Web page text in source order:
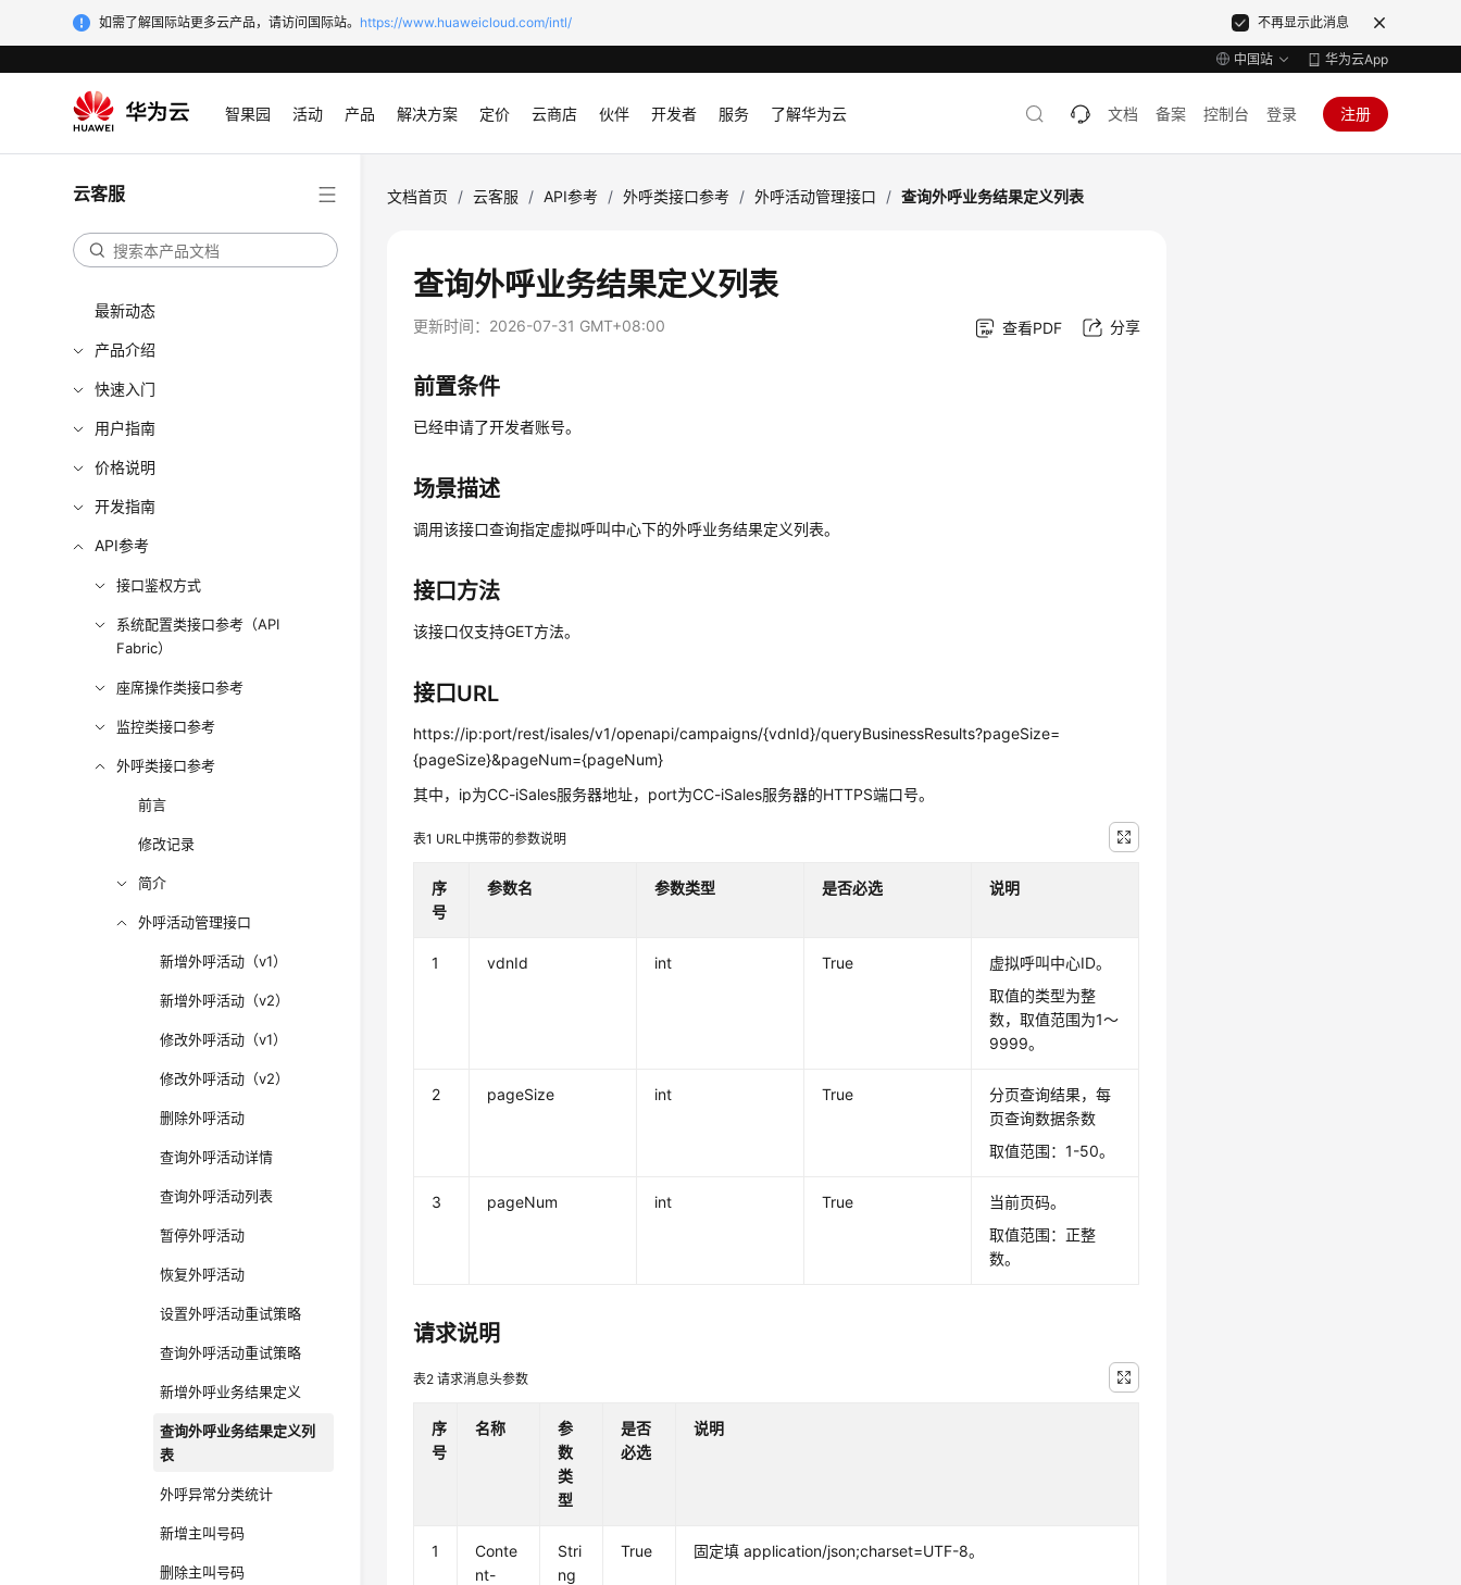
如需了解国际站更多云产品，请访问国际站。 https://www.huaweicloud.com/intl/ 不再显示此消息
中国站 华为云App
智果园 活动 产品 解决方案 定价 云商店 伙伴 开发者 服务 了解华为云 文档 备案 控制台 登录 注册
云客服
最新动态
产品介绍
快速入门
用户指南
价格说明
开发指南
API参考
接口鉴权方式
系统配置类接口参考（API
Fabric）
座席操作类接口参考
监控类接口参考
外呼类接口参考
前言
修改记录
简介
外呼活动管理接口
新增外呼活动（v1）
新增外呼活动（v2）
修改外呼活动（v1）
修改外呼活动（v2）
删除外呼活动
查询外呼活动详情
查询外呼活动列表
暂停外呼活动
恢复外呼活动
设置外呼活动重试策略
查询外呼活动重试策略
新增外呼业务结果定义
查询外呼业务结果定义列
表
外呼异常分类统计
新增主叫号码
删除主叫号码
文档首页 / 云客服 / API参考 / 外呼类接口参考 / 外呼活动管理接口 / 查询外呼业务结果定义列表
查询外呼业务结果定义列表
更新时间： 2026-07-31 GMT+08:00 查看PDF 分享
前置条件
已经申请了开发者账号。
场景描述
调用该接口查询指定虚拟呼叫中心下的外呼业务结果定义列表。
接口方法
该接口仅支持GET方法。
接口URL
https://ip:port/rest/isales/v1/openapi/campaigns/{vdnId}/queryBusinessResults?pageSize=
{pageSize}&pageNum={pageNum}
其中，ip为CC-iSales服务器地址，port为CC-iSales服务器的HTTPS端口号。
表1 URL中携带的参数说明
序
号
参数名 参数类型 是否必选 说明
1 vdnId int True
虚拟呼叫中心ID。
取值的类型为整
数，取值范围为1～
9999。
2 pageSize int True
分页查询结果，每
页查询数据条数
取值范围：1-50。
3 pageNum int True
当前页码。
取值范围：正整
数。
请求说明
表2请求消息头参数
序
号
名称
参
数
类
型
是否
必选
说明
1
Conte
nt-
Stri
ng
True 固定填 application/json;charset=UTF-8。